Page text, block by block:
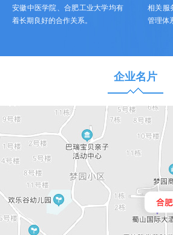
安徽中医学院、合肥工业大学均有
着长期良好的合作关系。
相关服
管理体
企业名片